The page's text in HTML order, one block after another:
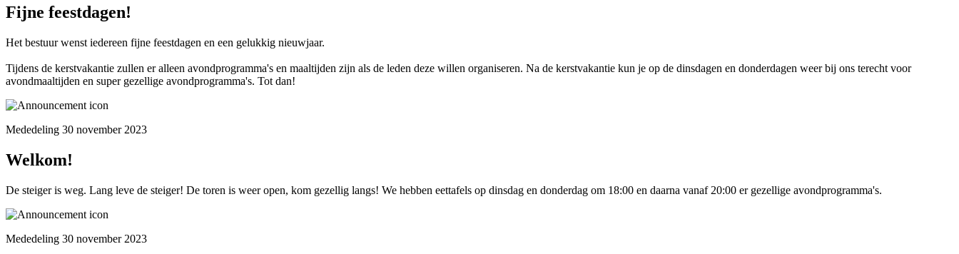
Fijne feestdagen!
Het bestuur wenst iedereen fijne feestdagen en een gelukkig nieuwjaar.
Tijdens de kerstvakantie zullen er alleen avondprogramma's en maaltijden zijn als de leden deze willen organiseren. Na de kerstvakantie kun je op de dinsdagen en donderdagen weer bij ons terecht voor
avondmaaltijden en super gezellige avondprogramma's. Tot dan!
Mededeling 30 november 2023
Welkom!
De steiger is weg. Lang leve de steiger! De toren is weer open, kom gezellig langs! We hebben eettafels op dinsdag en donderdag om 18:00 en daarna vanaf 20:00 er gezellige avondprogramma's.
Mededeling 30 november 2023